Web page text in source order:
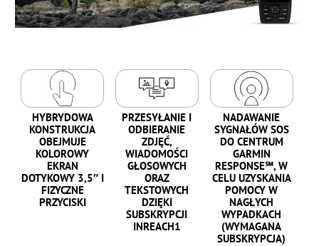
HYBRYDOWA
KONSTRUKCJA
OBEJMUJE
KOLOROWY
EKRAN
DOTYKOWY 3,5″ I
FIZYCZNE
PRZYCISKI
PRZESYŁANIE I
ODBIERANIE
ZDJĘĆ,
WIADOMOŚCI
GŁOSOWYCH
ORAZ
TEKSTOWYCH
DZIĘKI
SUBSKRYPCJI
INREACH1
NADAWANIE
SYGNAŁÓW SOS
DO CENTRUM
GARMIN
RESPONSE℠, W
CELU UZYSKANIA
POMOCY W
NAGŁYCH
WYPADKACH
(WYMAGANA
SUBSKRYPCJA)